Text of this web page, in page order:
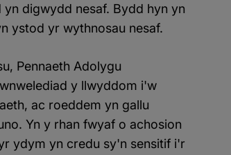
digwydd nesaf. Bydd hyn yn
ystod yr wythnosau nesaf.
Pennaeth Adolygu
y llwyddom i'w
ac roeddem yn gallu
Yn y rhan fwyaf o achosion
ydym yn credu sy'n sensitif i'r